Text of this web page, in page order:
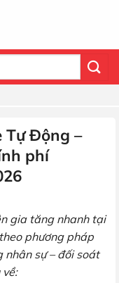
Tự Động –
phí
gia tăng nhanh tại
phương pháp
nhân sự – đối soát